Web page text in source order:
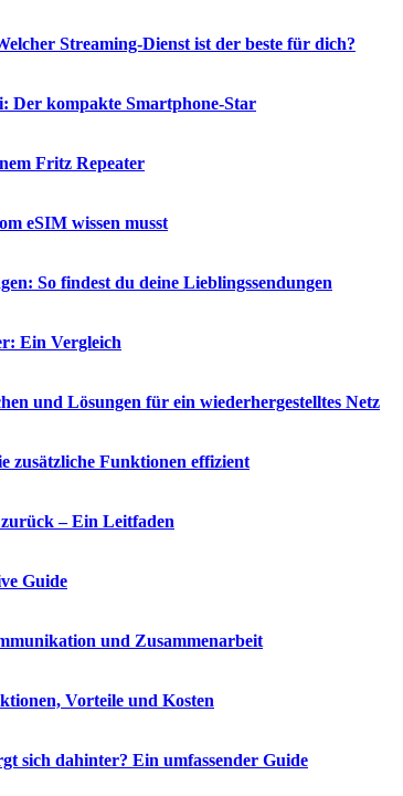
Streaming-Dienst ist der beste für dich?
Der kompakte Smartphone-Star
Fritz Repeater
eSIM wissen musst
So findest du deine Lieblingssendungen
Ein Vergleich
und Lösungen für ein wiederhergestelltes Netz
zusätzliche Funktionen effizient
– Ein Leitfaden
Guide
und Zusammenarbeit
Vorteile und Kosten
sich dahinter? Ein umfassender Guide